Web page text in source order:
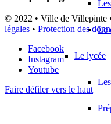
Le
Le lycée
© 2022 • Ville de Villepinte
légales • Protection des
Facebook
Instagram
Youtube
Faire défiler vers le haut